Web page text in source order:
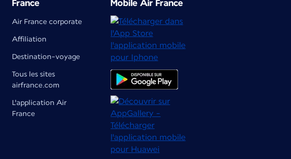
France
Air France corporate
Affiliation
Destination-voyage
Tous les sites
airfrance.com
L'application Air
France
Mobile Air France